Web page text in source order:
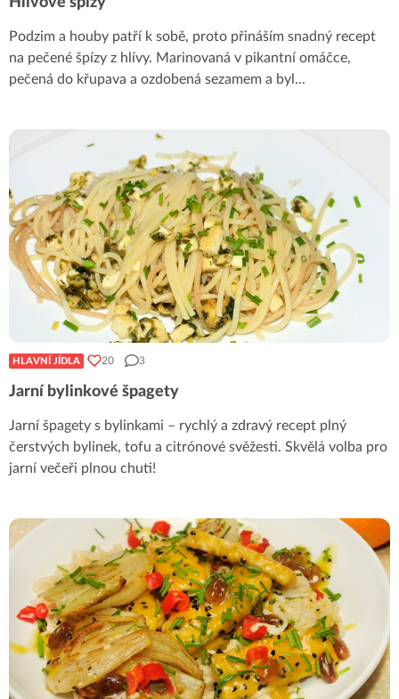
Podzim a houby patří k sobě, proto přináším snadný recept
na pečené špízy z hlívy. Marinovaná v pikantní omáčce,
pečená do křupava a ozdobená sezamem a byl ...
HLAVNÍ JÍDLA 20 3
Jarní bylinkové špagety
Jarní špagety s bylinkami – rychlý a zdravý recept plný
čerstvých bylinek, tofu a citrónové svěžesti. Skvělá volba pro
jarní večeři plnou chuti!